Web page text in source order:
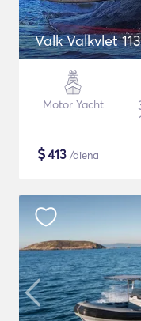
Valk Valkvlet
Motor Yacht
$413 /diena